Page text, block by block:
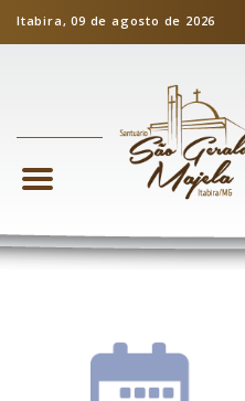
Itabira, 09 de agosto de 2026